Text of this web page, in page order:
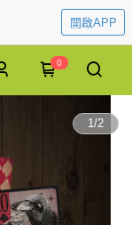
開啟APP
0
1/2